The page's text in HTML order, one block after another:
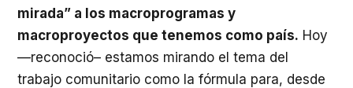
mirada” a los macroprogramas y
macroproyectos que tenemos como país. Hoy
—reconoció– estamos mirando el tema del
trabajo comunitario como la fórmula para, desde